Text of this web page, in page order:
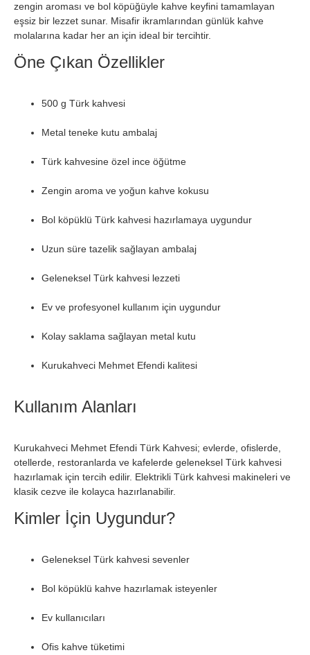
zengin aroması ve bol köpüğüyle kahve keyfini tamamlayan
eşsiz bir lezzet sunar. Misafir ikramlarından günlük kahve
molalarına kadar her an için ideal bir tercihtir.
Öne Çıkan Özellikler
500 g Türk kahvesi
Metal teneke kutu ambalaj
Türk kahvesine özel ince öğütme
Zengin aroma ve yoğun kahve kokusu
Bol köpüklü Türk kahvesi hazırlamaya uygundur
Uzun süre tazelik sağlayan ambalaj
Geleneksel Türk kahvesi lezzeti
Ev ve profesyonel kullanım için uygundur
Kolay saklama sağlayan metal kutu
Kurukahveci Mehmet Efendi kalitesi
Kullanım Alanları
Kurukahveci Mehmet Efendi Türk Kahvesi; evlerde, ofislerde,
otellerde, restoranlarda ve kafelerde geleneksel Türk kahvesi
hazırlamak için tercih edilir. Elektrikli Türk kahvesi makineleri ve
klasik cezve ile kolayca hazırlanabilir.
Kimler İçin Uygundur?
Geleneksel Türk kahvesi sevenler
Bol köpüklü kahve hazırlamak isteyenler
Ev kullanıcıları
Ofis kahve tüketimi